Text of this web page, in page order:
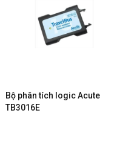
Bộ phân tích logic Acute
TB3016E